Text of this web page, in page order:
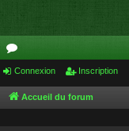
or
u
Connexion Inscription
Accueil du forum